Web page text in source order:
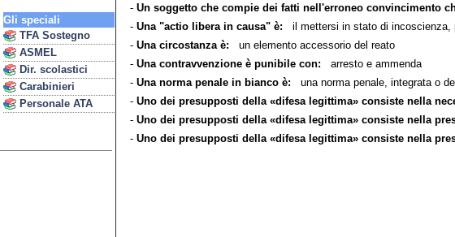
Gli speciali
TFA Sostegno
ASMEL
Dir. scolastici
Carabinieri
Personale ATA
- Un soggetto che compie dei fatti nell'erroneo convincimento
- Una "actio libera in causa" è: il mettersi in stato di incoscienza,
- Una circostanza è: un elemento accessorio del reato
- Una contravvenzione è punibile con: arresto e ammenda
- Una norma penale in bianco è: una norma penale, integrata o
- Uno dei presupposti della «difesa legittima» consiste nella
- Uno dei presupposti della «difesa legittima» consiste nella
- Uno dei presupposti della «difesa legittima» consiste nella